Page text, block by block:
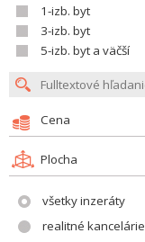
1-izb. byt
3-izb. byt
5-izb. byt a väčší
Cena
Plocha
všetky inzeráty
realitné kancelárie